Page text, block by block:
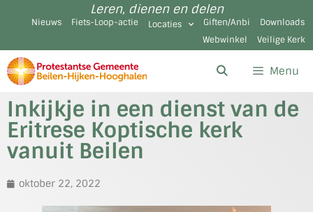
Leren, dienen en delen
Nieuws Fiets-Loop-actie Locaties Giften/Anbi
Downloads
Webwinkel
Veilige Kerk
Menu
Inkijkje in een dienst van de
Eritrese Koptische kerk
vanuit Beilen
oktober 22, 2022